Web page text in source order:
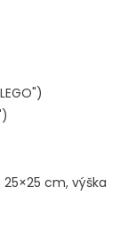
cm, výška